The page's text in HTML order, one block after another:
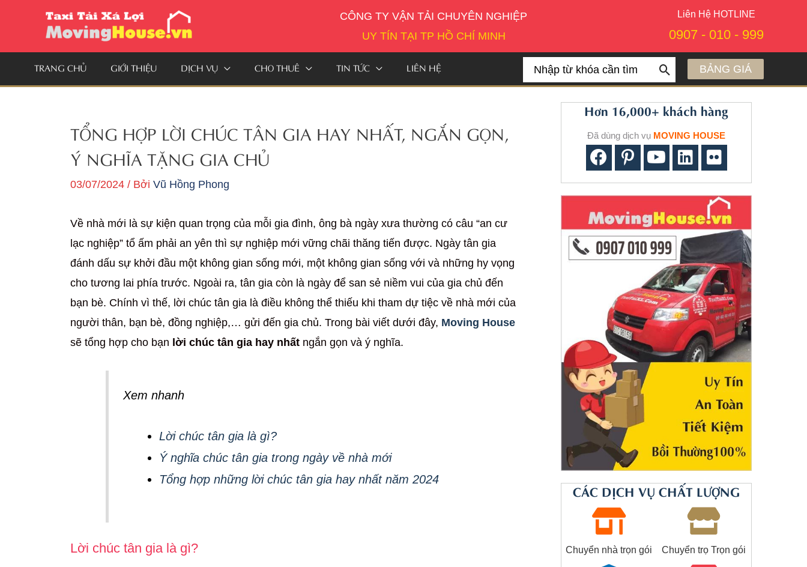
CÔNG TY VẬN TẢI CHUYÊN NGHIỆP
UY TÍN TẠI TP HỒ CHÍ MINH
Liên Hệ HOTLINE
0907 - 010 - 999
TRANG CHỦ GIỚI THIỆU DỊCH VỤ CHO THUÊ TIN TỨC LIÊN HỆ
Search
for:
BẢNG GIÁ
TỔNG HỢP LỜI CHÚC TÂN GIA HAY NHẤT, NGẮN GỌN,
Ý NGHĨA TẶNG GIA CHỦ
03/07/2024 / Bởi Vũ Hồng Phong
Về nhà mới là sự kiện quan trọng của mỗi gia đình, ông bà ngày xưa thường có câu “an cư
lạc nghiệp” tổ ấm phải an yên thì sự nghiệp mới vững chãi thăng tiến được. Ngày tân gia
đánh dấu sự khởi đầu một không gian sống mới, một không gian sống với và những hy vọng
cho tương lai phía trước. Ngoài ra, tân gia còn là ngày để san sẻ niềm vui của gia chủ đến
bạn bè. Chính vì thế, lời chúc tân gia là điều không thể thiếu khi tham dự tiệc về nhà mới của
người thân, bạn bè, đồng nghiệp,… gửi đến gia chủ. Trong bài viết dưới đây, Moving House
sẽ tổng hợp cho bạn lời chúc tân gia hay nhất ngắn gọn và ý nghĩa.
Xem nhanh
Lời chúc tân gia là gì?
Ý nghĩa chúc tân gia trong ngày về nhà mới
Tổng hợp những lời chúc tân gia hay nhất năm 2024
Lời chúc tân gia là gì?
Hơn 16,000+ khách hàng
Đã dùng dịch vụ MOVING HOUSE
CÁC DỊCH VỤ CHẤT LƯỢNG
Chuyển nhà trọn gói Chuyển trọ Trọn gói